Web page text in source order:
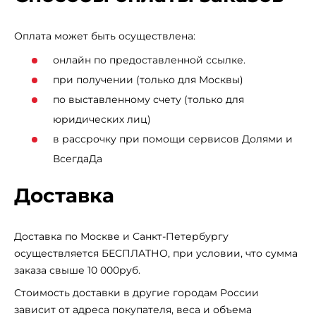
Регулируемая платформа позволяет точно настроить
правильную биомеханику движения. Дополнительный
комфорт обеспечивают держатели для бутылки и
полотенца, что особенно важно при длительных
тренировках.
Оплата может быть осуществлена:
онлайн по предоставленной ссылке.
при получении (только для Москвы)
по выставленному счету (только для
юридических лиц)
в рассрочку при помощи сервисов Долями и
ВсегдаДа
Доставка
Доставка по Москве и Санкт-Петербургу
осуществляется БЕСПЛАТНО, при условии, что сумма
заказа свыше 10 000руб.
Стоимость доставки в другие городам России
зависит от адреса покупателя, веса и объема